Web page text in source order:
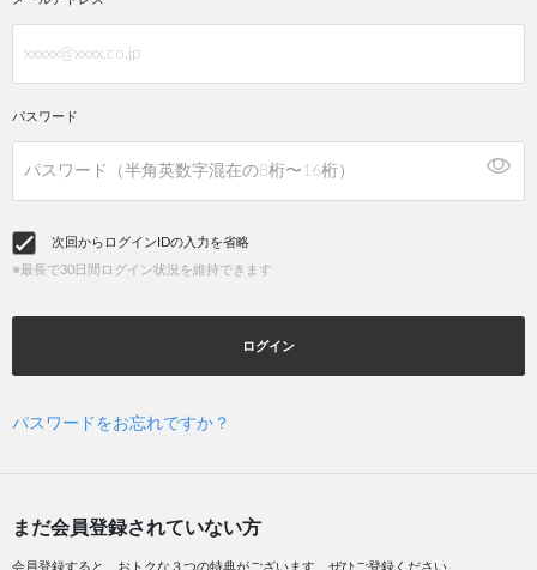
パスワード
次回からログインIDの入力を省略
※最長で30日間ログイン状況を維持できます
ログイン
パスワードをお忘れですか？
まだ会員登録されていない方
会員登録すると、おトクな３つの特典がございます。ぜひご登録ください。